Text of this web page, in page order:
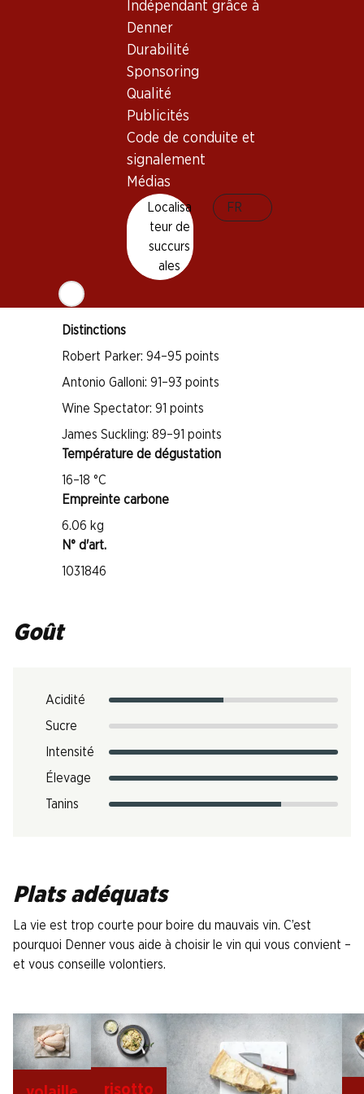
Indépendant grâce à
Denner
Durabilité
Sponsoring
Qualité
Publicités
Code de conduite et
signalement
Médias
Localisa
teur de
succurs
ales
FR
Bon à savoir
Cabernet Sauvignon
Cabernet Franc
5–15 ans
Distinctions
Robert Parker: 94–95 points
Antonio Galloni: 91–93 points
Wine Spectator: 91 points
James Suckling: 89–91 points
Température de dégustation
16–18 °C
Empreinte carbone
6.06 kg
N° d'art.
1031846
Goût
Acidité
Sucre
Intensité
Élevage
Tanins
Plats adéquats
La vie est trop courte pour boire du mauvais vin. C’est
pourquoi Denner vous aide à choisir le vin qui vous convient –
et vous conseille volontiers.
risotto